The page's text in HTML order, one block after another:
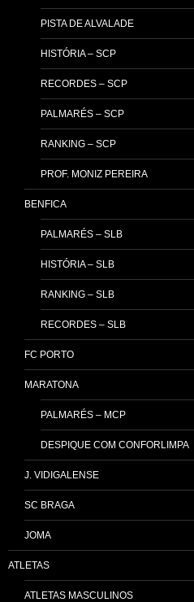
PISTA DE ALVALADE
HISTÓRIA – SCP
RECORDES – SCP
PALMARÉS – SCP
RANKING – SCP
PROF. MONIZ PEREIRA
BENFICA
PALMARÉS – SLB
HISTÓRIA – SLB
RANKING – SLB
RECORDES – SLB
FC PORTO
MARATONA
PALMARÉS – MCP
DESPIQUE COM CONFORLIMPA
J. VIDIGALENSE
SC BRAGA
JOMA
ATLETAS
ATLETAS MASCULINOS